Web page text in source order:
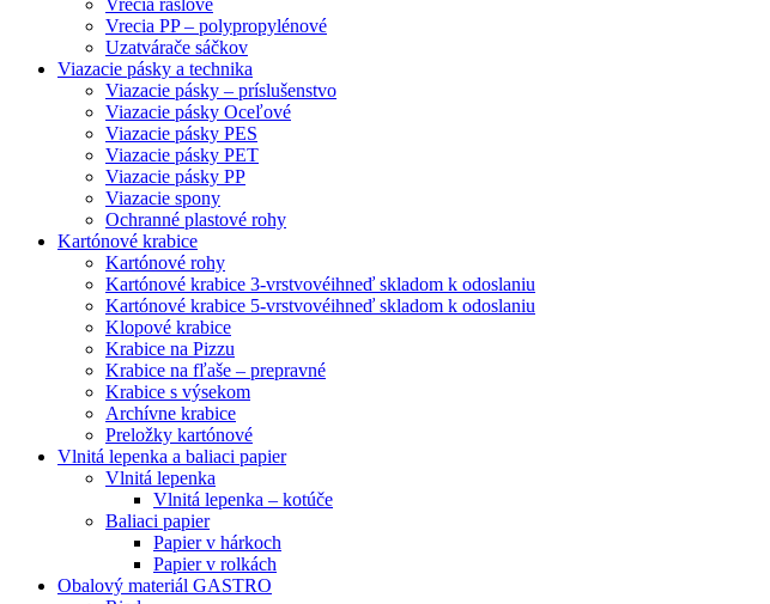
Vrecia PP – polypropylénové
Uzatvárače sáčkov
Viazacie pásky a technika
Viazacie pásky – príslušenstvo
Viazacie pásky Oceľové
Viazacie pásky PES
Viazacie pásky PET
Viazacie pásky PP
Viazacie spony
Ochranné plastové rohy
Kartónové krabice
Kartónové rohy
Kartónové krabice 3-vrstvovéihneď skladom k odoslaniu
Kartónové krabice 5-vrstvovéihneď skladom k odoslaniu
Klopové krabice
Krabice na Pizzu
Krabice na fľaše – prepravné
Krabice s výsekom
Archívne krabice
Preložky kartónové
Vlnitá lepenka a baliaci papier
Vlnitá lepenka
Vlnitá lepenka – kotúče
Baliaci papier
Papier v hárkoch
Papier v rolkách
Obalový materiál GASTRO